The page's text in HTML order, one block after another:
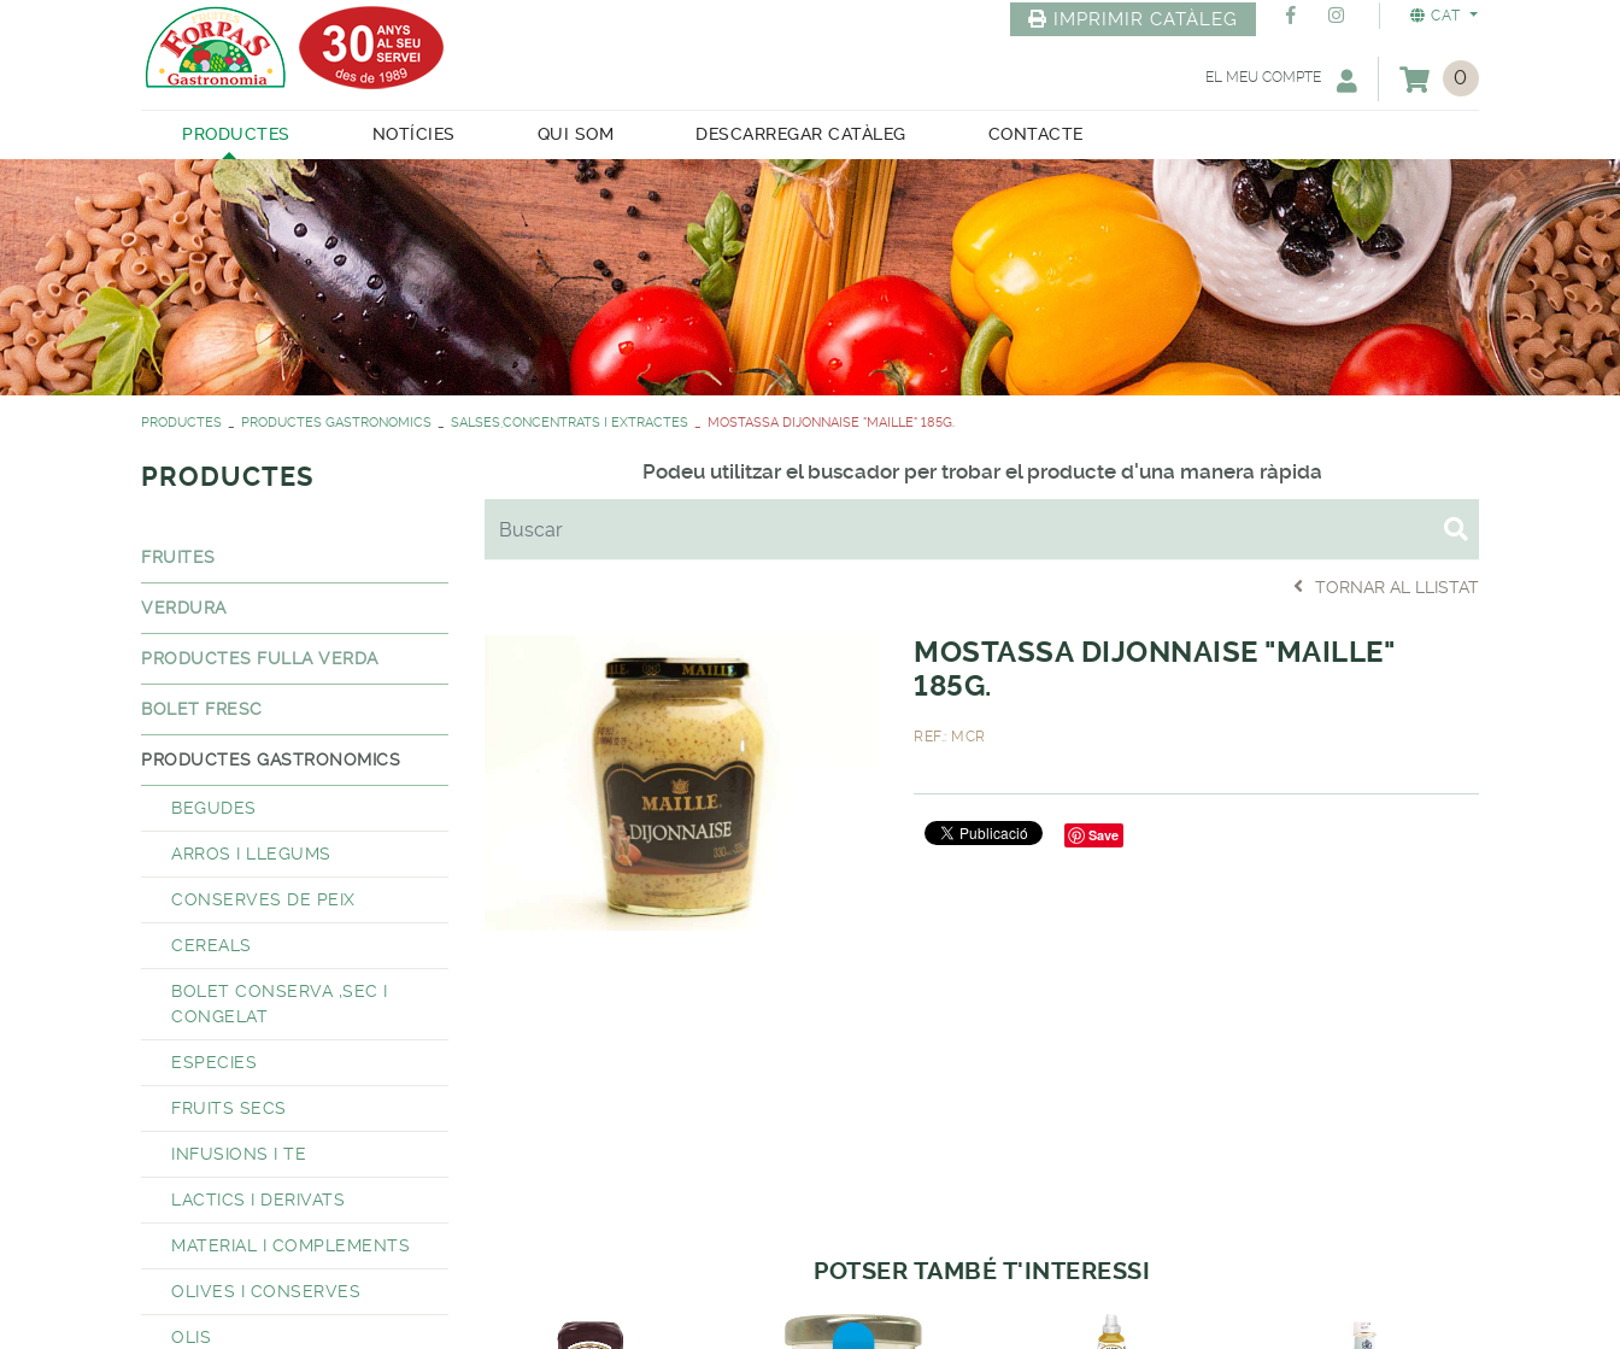
CAT
IMPRIMIR CATÀLEG
0
EL MEU COMPTE
PRODUCTES NOTÍCIES QUI SOM DESCARREGAR CATÀLEG CONTACTE
PRODUCTES PRODUCTES GASTRONOMICS SALSES,CONCENTRATS I EXTRACTES MOSTASSA DIJONNAISE "MAILLE" 185G.
PRODUCTES
FRUITES
VERDURA
PRODUCTES FULLA VERDA
BOLET FRESC
PRODUCTES GASTRONOMICS
BEGUDES
ARROS I LLEGUMS
CONSERVES DE PEIX
CEREALS
BOLET CONSERVA ,SEC I
CONGELAT
ESPECIES
FRUITS SECS
INFUSIONS I TE
LACTICS I DERIVATS
MATERIAL I COMPLEMENTS
OLIVES I CONSERVES
OLIS
Podeu utilitzar el buscador per trobar el producte d'una manera ràpida
TORNAR AL LLISTAT
MOSTASSA DIJONNAISE "MAILLE"
185G.
REF.: MCR
Save
POTSER TAMBÉ T'INTERESSI